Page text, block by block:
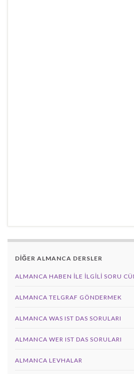
DİĞER ALMANCA DERSLER
ALMANCA HABEN İLE İLGILI SORU
ALMANCA TELGRAF GÖNDERMEK
ALMANCA WAS IST DAS SORULARI
ALMANCA WER IST DAS SORULARI
ALMANCA LEVHALAR